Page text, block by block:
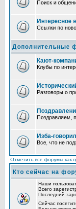
Поиск и
Интересное
Ссылки по
Дополнительные
Кают-
Клубы по
Разговоры о
Поздравляем,
Изба-
Все, что не
Отметить все форумы как
Кто сейчас на
Наши
Всего
Последний
Сейчас